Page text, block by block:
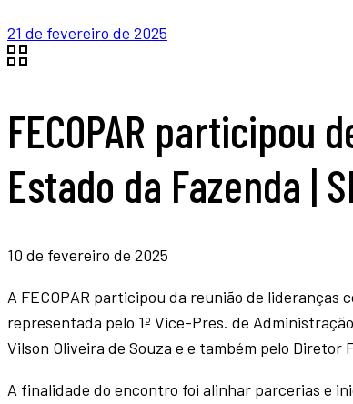
21 de fevereiro de 2025
FECOPAR participou
Estado da Fazenda |
10 de fevereiro de 2025
A FECOPAR participou da reunião de lideranças
representada pelo 1º Vice-Pres. de
Vilson Oliveira de Souza e e também pelo
A finalidade do encontro foi alinhar parcerias e